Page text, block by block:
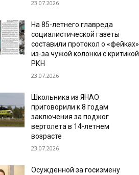
23.07.2026
На 85-летнего главреда
социалистической газеты
составили протокол о «фейках»
из-за чужой колонки с критикой
РКН
23.07.2026
Школьника из ЯНАО
приговорили к 8 годам
заключения за поджог
вертолета в 14-летнем
возрасте
23.07.2026
Осужденной за госизмену